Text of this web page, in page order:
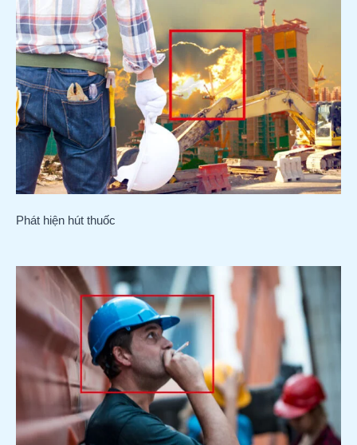
Phát hiện hút thuốc